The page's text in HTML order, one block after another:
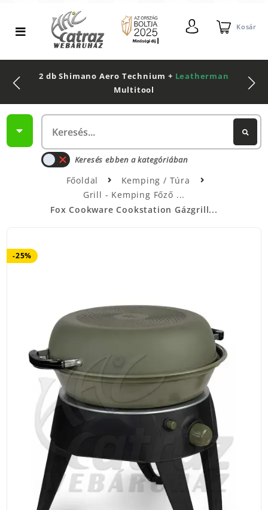
Kosár
2 db Shimano Aero Technium + Leatherman
Multitool
Keresés ebben a kategóriában
Főoldal
Kemping / Túra
Grill - Kemping Főző
Fox Cookware Cookstation Gázgrill...
-25%